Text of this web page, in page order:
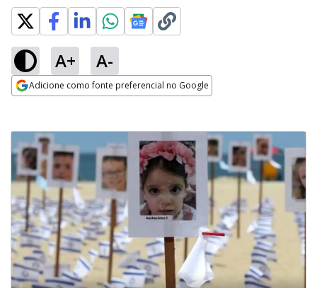
A+ A-
Adicione como fonte preferencial no Google